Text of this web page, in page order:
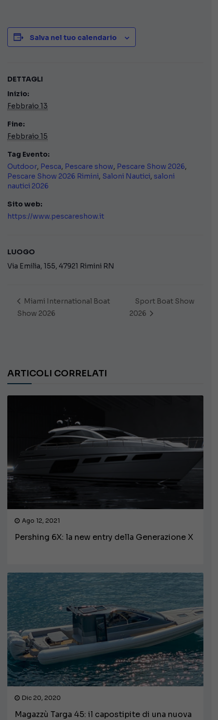
Salva nel tuo calendario
DETTAGLI
Inizio:
Febbraio 13
Fine:
Febbraio 15
Tag Evento:
Outdoor, Pesca, Pescare show, Pescare Show 2026,
Pescare Show 2026 Rimini, Saloni Nautici, saloni
nautici 2026
Sito web:
https://www.pescareshow.it
LUOGO
Via Emilia, 155, 47921 Rimini RN
Miami International Boat
Show 2026
Sport Boat Show
2026
ARTICOLI CORRELATI
Ago 12, 2021
Pershing 6X: la new entry della Generazione X
Dic 20, 2020
Magazzù Targa 45: il capostipite di una nuova